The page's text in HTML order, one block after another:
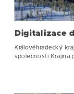
Digitalizace
Královéhradecký kraj
společnosti Krajina